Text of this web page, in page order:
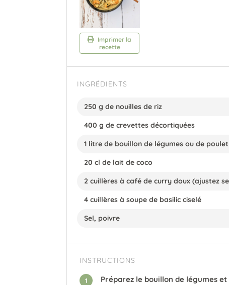
Imprimer la
recette
INGRÉDIENTS
250 g de nouilles de riz
400 g de crevettes décortiquées
1 litre de bouillon de légumes ou de poulet
20 cl de lait de coco
2 cuillères à café de curry doux (ajustez
4 cuillères à soupe de basilic ciselé
Sel, poivre
INSTRUCTIONS
1 Préparez le bouillon de légumes